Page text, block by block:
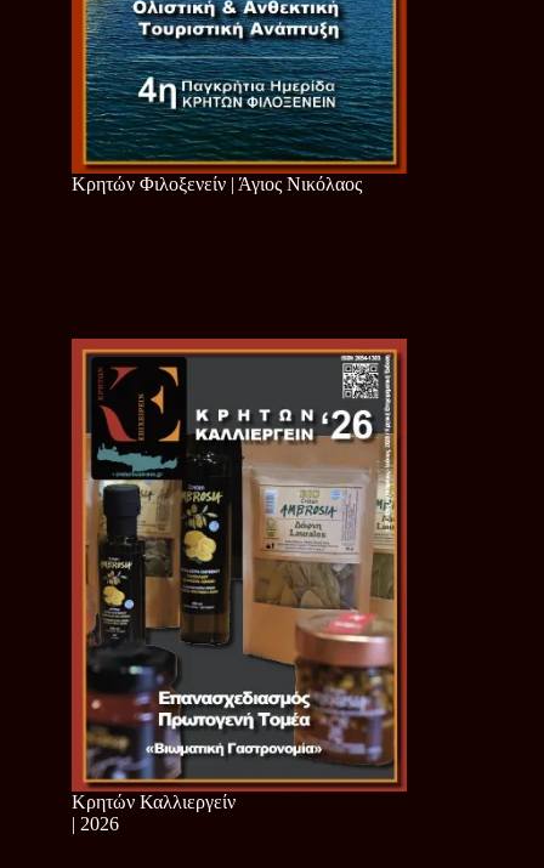
Κρητών Φιλοξενείν | Άγιος Νικόλαος
Κρητών Καλλιεργείν
| 2026